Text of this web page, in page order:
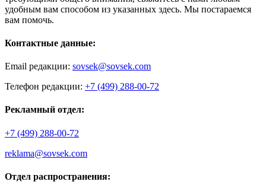
удобным вам способом из указанных здесь. Мы постараемся
вам помочь.
Контактные данные:
Email редакции: sovsek@sovsek.com
Телефон редакции: +7 (499) 288-00-72
Рекламный отдел:
+7 (499) 288-00-72
reklama@sovsek.com
Отдел распространения: